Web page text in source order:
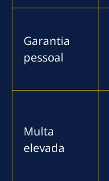
Garantia
pessoal
Multa
elevada